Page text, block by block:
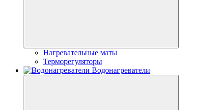
Нагревательные маты
Терморегуляторы
Водонагреватели